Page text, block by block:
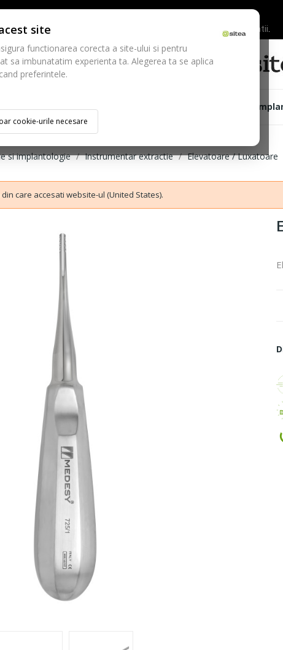
site
functionarea corecta a site-ului si pentru
sa imbunatatim experienta ta. Alegerea ta se aplica
preferintele.
cookie-urile necesare
sa asteptati confirmarea stocurilor inainte de efectuarea platii.
Echipamente
si implantologie Instrumentar extractie Elevatoare / Luxatoare
care accesati website-ul (United States).